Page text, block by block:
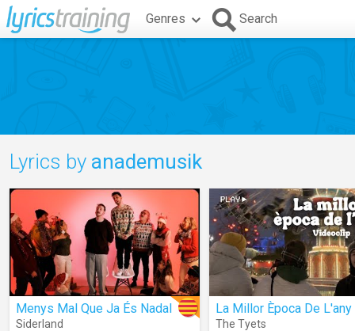
Genres Search
Lyrics by anademusik
Menys Mal Que Ja És Nadal
Siderland
La Millor Època De L'any
The Tyets